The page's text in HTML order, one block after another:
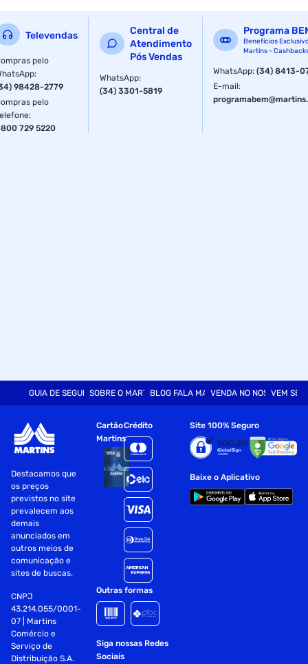
Televendas
pelo
:
98428-2779
pelo
:
729 5220
Central de
Atendimento
Pós Vendas
WhatsApp:
(34) 3301-5819
Programa
Benefícios
Martins -
WhatsApp:(34) 8413-
E-mail:
GUIA DE SEGURANÇASOBRE O MARTINSBLOG FALA MARTVENDA NO NOSSO SITE
VEM SER
Destacamos que
os preços
previstos no site
prevalecem aos
demais
anunciados em
outros meios de
comunicação e
sites de buscas.
CNPJ
43.214.055/0001-
07 | Martins
Comércio e
Serviço de
Distribuição S.A.
Cartão
Martins
Crédito
Outras formas
Siga nossas Redes
Sociais
Site 100% Seguro
Baixe o Aplicativo